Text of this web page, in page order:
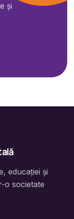
și
educației și
o societate